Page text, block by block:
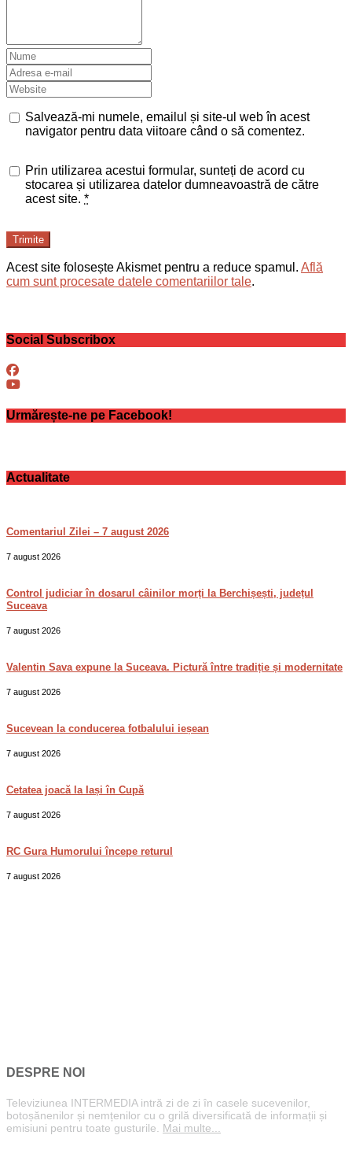
Salvează-mi numele, emailul și site-ul web în acest
navigator pentru data viitoare când o să comentez.
Prin utilizarea acestui formular, sunteți de acord cu
stocarea și utilizarea datelor dumneavoastră de către
acest site. *
Trimite
Acest site folosește Akismet pentru a reduce spamul. Află
cum sunt procesate datele comentariilor tale.
Social Subscribox
Urmărește-ne pe Facebook!
Actualitate
Comentariul Zilei – 7 august 2026
7 august 2026
Control judiciar în dosarul câinilor morți la Berchișești, județul
Suceava
7 august 2026
Valentin Sava expune la Suceava. Pictură între tradiție și modernitate
7 august 2026
Sucevean la conducerea fotbalului ieșean
7 august 2026
Cetatea joacă la Iași în Cupă
7 august 2026
RC Gura Humorului începe returul
7 august 2026
DESPRE NOI
Televiziunea INTERMEDIA intră zi de zi în casele sucevenilor,
botoșănenilor și nemțenilor cu o grilă diversificată de informații și
emisiuni pentru toate gusturile. Mai multe...